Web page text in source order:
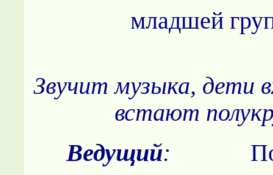
младшей
Звучит музыка, дети
встают
Ведущий: